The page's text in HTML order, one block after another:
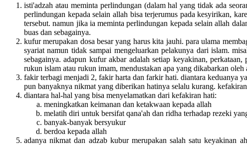
isti'adzah atau meminta perlindungan (dalam hal yang tidak ada
perlindungan kepada selain allah bisa terjerumus pada kesyirikan,
tersebut. namun jika ia meminta perlindungan kepada selain allah
buas dan sebagainya.
kufur merupakan dosa besar yang harus kita jauhi. para ulama
syariat namun tidak sampai mengeluarkan pelakunya dari islam.
sebagainya. adapun kufur akbar adalah setiap keyakinan,
rukun islam atau rukun imam, mendustakan apa yang dikabarkan
fakir terbagi menjadi 2, fakir harta dan farkir hati. diantara keduanya
pun banyaknya nikmat yang diberikan hatinya selalu kurang.
diantara hal-hal yang bisa menyelamatkan dari kefakiran hati:
meningkatkan keimanan dan ketakwaan kepada allah
melatih diri untuk bersifat qana'ah dan ridha terhadap rezeki
banyak-banyak bersyukur
berdoa kepada allah
adanya nikmat dan adzab kubur merupakan salah satu keyakinan